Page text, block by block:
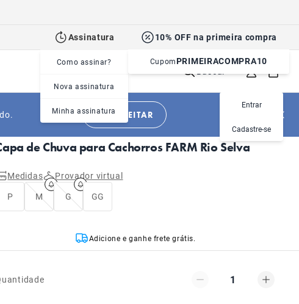
Assinatura
Como assinar?
Nova assinatura
Minha assinatura
10% OFF na primeira compra
CupomPRIMEIRACOMPRA10
Entrar
Cadastre-se
APROVEITAR
Cachorros|Roupas|Capa de chuva
de Chuva para Cachorros FARM Rio Selva
Medidas
Provador virtual
P
M G GG
Adicione e ganhe frete grátis.
1